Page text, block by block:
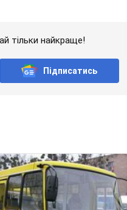
тільки найкраще!
Підписатись